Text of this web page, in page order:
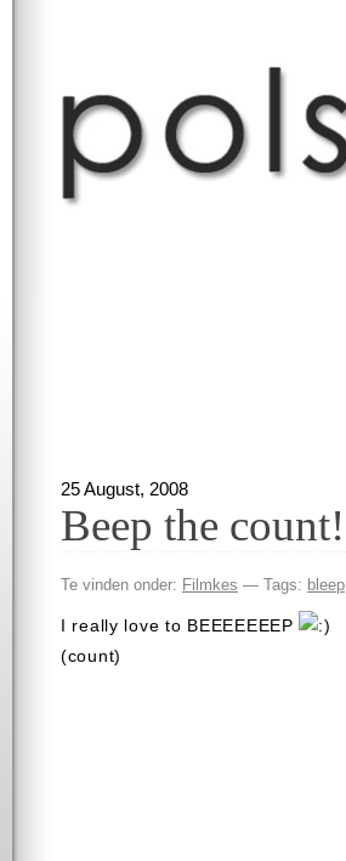
25 August, 2008
Beep the count!
Te vinden onder: Filmkes — Tags: bleep
I really love to BEEEEEEEP
(count)